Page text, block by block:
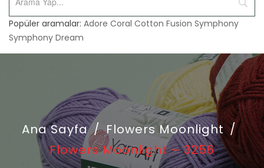
Popüler aramalar: Adore Coral Cotton Fusion Symphony
Symphony Dream
Ana Sayfa / Flowers Moonlight /
Flowers Moonlight – 3256